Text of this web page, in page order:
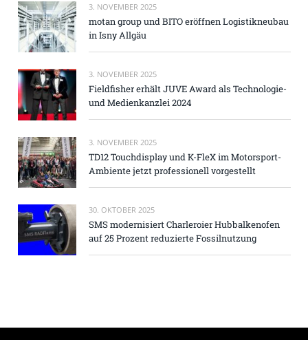
3. NOVEMBER 2025
motan group und BITO eröffnen Logistikneubau
in Isny Allgäu
3. NOVEMBER 2025
Fieldfisher erhält JUVE Award als Technologie-
und Medienkanzlei 2024
3. NOVEMBER 2025
TD12 Touchdisplay und K-FleX im Motorsport-
Ambiente jetzt professionell vorgestellt
30. OKTOBER 2025
SMS modernisiert Charleroier Hubbalkenofen
auf 25 Prozent reduzierte Fossilnutzung